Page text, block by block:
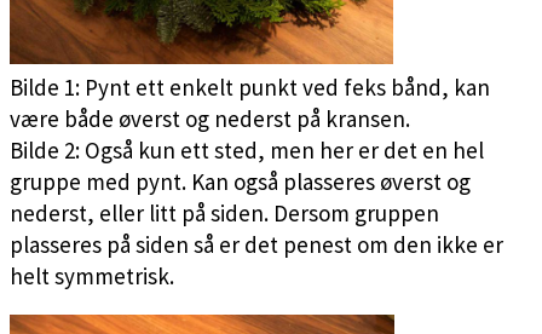
Bilde 1: Pynt ett enkelt punkt ved feks bånd, kan
være både øverst og nederst på kransen.
Bilde 2: Også kun ett sted, men her er det en hel
gruppe med pynt. Kan også plasseres øverst og
nederst, eller litt på siden. Dersom gruppen
plasseres på siden så er det penest om den ikke er
helt symmetrisk.